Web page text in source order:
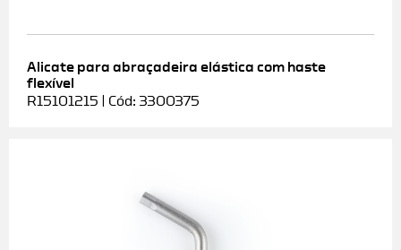
Alicate para abraçadeira elástica com haste
flexível
R15101215 | Cód: 3300375